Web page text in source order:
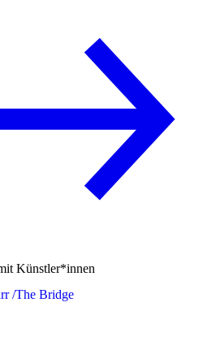
Künstler*innen
/The Bridge